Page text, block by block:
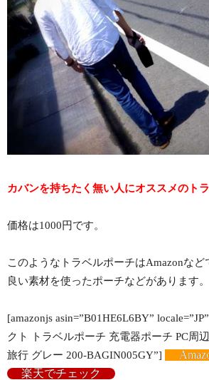
カバンを持ちたく無い人にオススメのト
価格は1000円です。
このようなトラベルポーチはAmazonなど
良い素材を使ったポーチなどがあります。
[amazonjs asin=”B01HE6L6BY”
クト トラベルポーチ 充電器ポーチ PC周
旅行 グレー 200-BAGIN005GY”]
楽天でチェック